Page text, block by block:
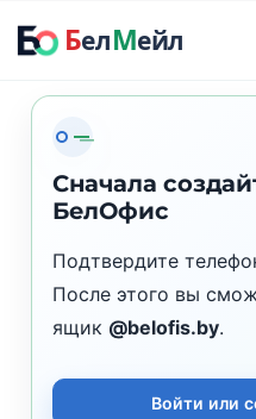
БелМейл
Сначала
БелОфис
Подтвердите
После этого вы
ящик @belofis.by.
Войти или